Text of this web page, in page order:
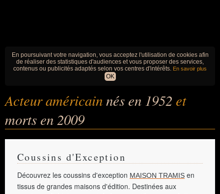
En poursuivant votre navigation, vous acceptez l'utilisation de cookies afin
de réaliser des statistiques d'audiences et vous proposer des services,
contenus ou publicités adaptés selon vos centres d'intérêts. En savoir plus
OK
Acteur américainnés en 1952 et
morts en 2009
Coussins d'Exception
Découvrez les coussins d'exception MAISON TRAMIS en
tissus de grandes maisons d'édition. Destinées aux